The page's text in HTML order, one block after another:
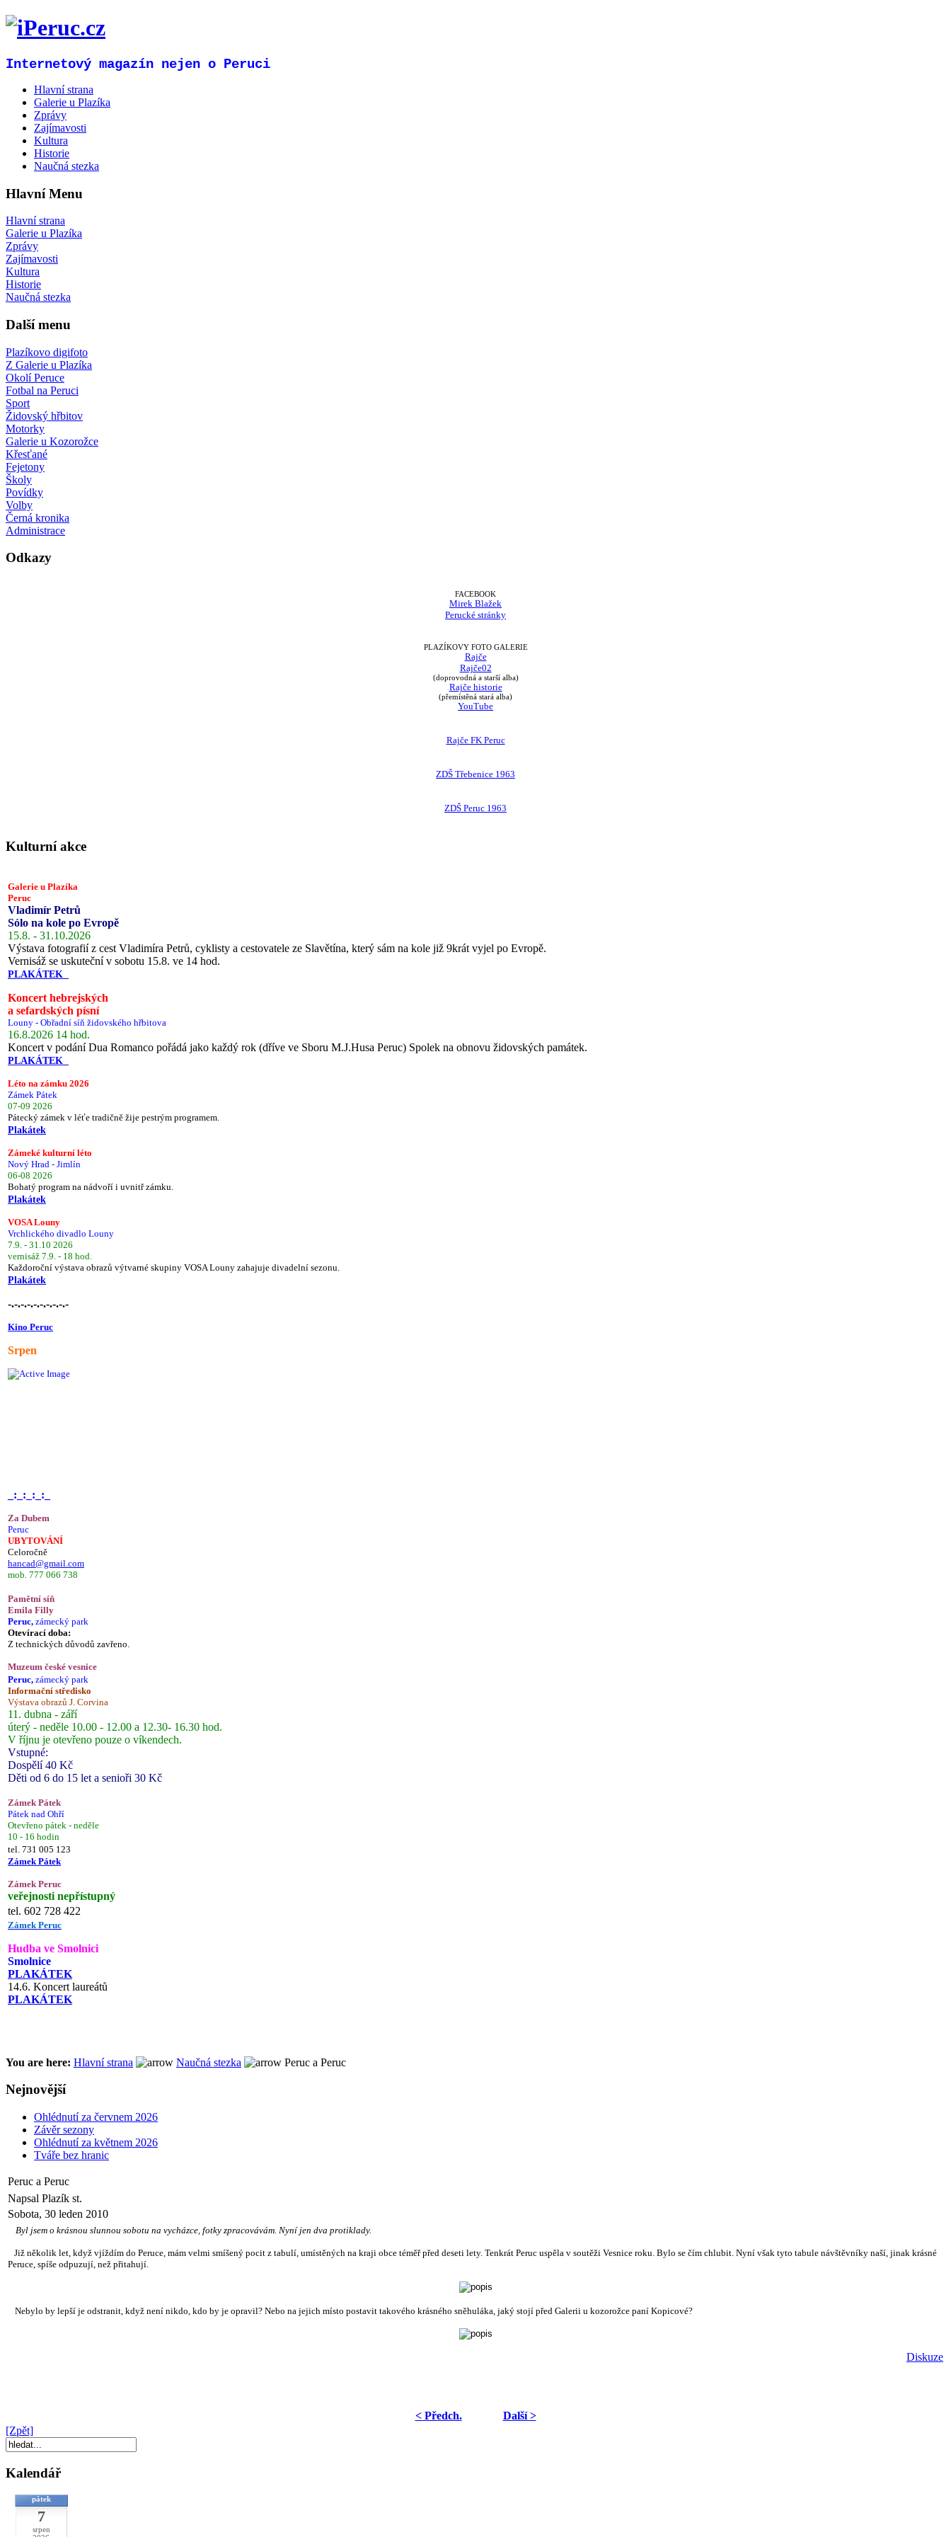
Internetový magazín nejen o Peruci
Hlavní strana
Galerie u Plazíka
Zprávy
Zajímavosti
Kultura
Historie
Naučná stezka
Hlavní Menu
Hlavní strana
Galerie u Plazíka
Zprávy
Zajímavosti
Kultura
Historie
Naučná stezka
Další menu
Plazíkovo digifoto
Z Galerie u Plazíka
Okolí Peruce
Fotbal na Peruci
Sport
Židovský hřbitov
Motorky
Galerie u Kozorožce
Křesťané
Fejetony
Školy
Povídky
Volby
Černá kronika
Administrace
Odkazy
FACEBOOK
Mirek Blažek
Perucké stránky
PLAZÍKOVY FOTO GALERIE
Rajče
Rajče02
(doprovodná a starší alba)
Rajče historie
(přemístěná stará alba)
YouTube
Rajče FK Peruc
ZDŠ Třebenice 1963
ZDŠ Peruc 1963
Kulturní akce
Galerie u Plazíka
Peruc
Vladimír Petrů
Sólo na kole po Evropě
15.8. - 31.10.2026
Výstava fotografií z cest Vladimíra Petrů, cyklisty a cestovatele ze Slavětína, který sám na kole již 9krát vyjel po Evropě.
Vernisáž se uskuteční v sobotu 15.8. ve 14 hod.
PLAKÁTEK
Koncert hebrejských
a sefardských písní
Louny - Obřadní síň židovského hřbitova
16.8.2026 14 hod.
Koncert v podání Dua Romanco pořádá jako každý rok (dříve ve Sboru M.J.Husa Peruc) Spolek na obnovu židovských památek.
PLAKÁTEK
Léto na zámku 2026
Zámek Pátek
07-09 2026
Pátecký zámek v léťe tradičně žije pestrým programem.
Plakátek
Zámeké kulturní léto
Nový Hrad - Jimlín
06-08 2026
Bohatý program na nádvoří i uvnitř zámku.
Plakátek
VOSA Louny
Vrchlického divadlo Louny
7.9. - 31.10 2026
vernisáž 7.9. - 18 hod.
Každoroční výstava obrazů výtvarné skupiny VOSA Louny zahajuje divadelní sezonu.
Plakátek
-.-.-.-.-.-.-.-.-.-
Kino Peruc
Srpen
_:_:_:_:_
Za Dubem
Peruc
UBYTOVÁNÍ
Celoročně
hancad@gmail.com
mob. 777 066 738
Pamětní síň
Emila Filly
Peruc, zámecký park
Otevírací doba:
Z technických důvodů zavřeno.
Muzeum české vesnice
Peruc, zámecký park
Informační středisko
Výstava obrazů J. Corvina
11. dubna - září
úterý - neděle 10.00 - 12.00 a 12.30- 16.30 hod.
V říjnu je otevřeno pouze o víkendech.
Vstupné:
Dospělí 40 Kč
Děti od 6 do 15 let a senioři 30 Kč
Zámek Pátek
Pátek nad Ohří
Otevřeno pátek - neděle
10 - 16 hodin
tel. 731 005 123
Zámek Pátek
Zámek Peruc
veřejnosti nepřístupný
tel. 602 728 422
Zámek Peruc
Hudba ve Smolnici
Smolnice
PLAKÁTEK
14.6. Koncert laureátů
PLAKÁTEK
You are here: Hlavní strana Naučná stezka Peruc a Peruc
Nejnovější
Ohlédnutí za červnem 2026
Závěr sezony
Ohlédnutí za květnem 2026
Tváře bez hranic
Peruc a Peruc
Napsal Plazík st.
Sobota, 30 leden 2010
Byl jsem o krásnou slunnou sobotu na vycházce, fotky zpracovávám. Nyní jen dva protiklady.
Již několik let, když vjíždím do Peruce, mám velmi smíšený pocit z tabulí, umístěných na kraji obce téměř před deseti lety. Tenkrát Peruc uspěla v soutěži Vesnice roku. Bylo se čím chlubit. Nyní však tyto tabule návštěvníky naší, jinak krásné
Peruce, spíše odpuzují, než přitahují.
Nebylo by lepší je odstranit, když není nikdo, kdo by je opravil? Nebo na jejich místo postavit takového krásného sněhuláka, jaký stojí před Galerii u kozorožce paní Kopicové?
Diskuze
< Předch.
Další >
[Zpět]
Kalendář
pátek
7
srpen